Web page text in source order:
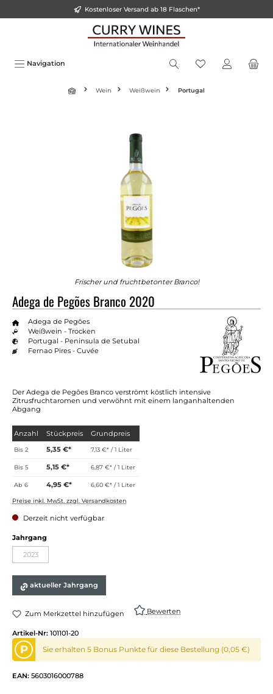
Kostenloser Versand ab 18 Flaschen*
Navigation
Wein Weißwein Portugal
Frischer und fruchtbetonter Branco!
Adega de Pegões Branco 2020
Adega de Pegões
Weißwein - Trocken
Portugal - Peninsula de Setubal
Fernao Pires - Cuvée
Der Adega de Pegões Branco verströmt köstlich intensive
Zitrusfruchtaromen und verwöhnt mit einem langanhaltenden
Abgang
Anzahl Stückpreis Grundpreis
Bis2 5,35 €* 7,13 €* / 1 Liter
Bis5 5,15 €* 6,87 €* / 1 Liter
Ab6 4,95 €* 6,60 €* / 1 Liter
Preise inkl. MwSt. zzgl. Versandkosten
Derzeit nicht verfügbar
Jahrgang
2023
aktueller Jahrgang
Zum Merkzettel hinzufügen Bewerten
Artikel-Nr: 101101-20
P Sie erhalten 5 Bonus Punkte für diese Bestellung (0,05 €)
EAN: 5603016000788